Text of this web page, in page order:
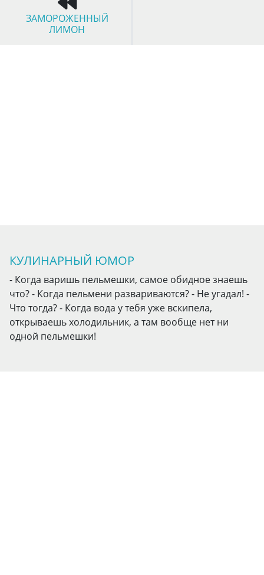
ЗАМОРОЖЕННЫЙ
ЛИМОН
КУЛИНАРНЫЙ ЮМОР
- Когда варишь пельмешки, самое обидное знаешь
что? - Когда пельмени развариваются? - Не угадал! -
Что тогда? - Когда вода у тебя уже вскипела,
открываешь холодильник, а там вообще нет ни
одной пельмешки!